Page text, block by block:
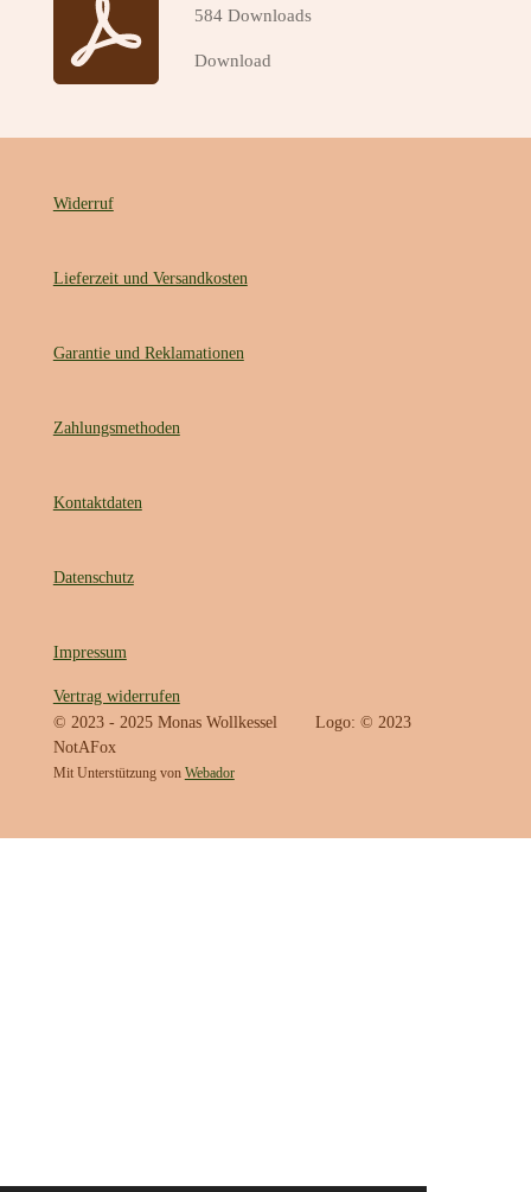
584 Downloads
Download
Widerruf
Lieferzeit und Versandkosten
Garantie und Reklamationen
Zahlungsmethoden
Kontaktdaten
Datenschutz
Impressum
Vertrag widerrufen
© 2023 - 2025 Monas Wollkessel Logo: © 2023
NotAFox
Mit Unterstützung von Webador